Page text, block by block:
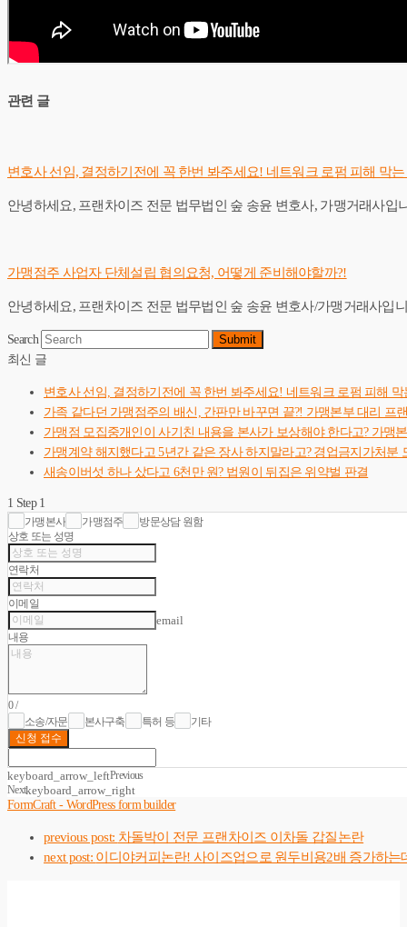
관련 글
변호사 선임, 결정하기전에 꼭 한번 봐주세요! 네트워크 로펌 피해 막
안녕하세요, 프랜차이즈 전문 법무법인 숲 송윤 변호사, 가맹거래사
가맹점주 사업자 단체설립 협의요청, 어떻게 준비해야할까?!
안녕하세요, 프랜차이즈 전문 법무법인 숲 송윤 변호사/가맹거래사
Search
Submit
최신 글
변호사 선임, 결정하기전에 꼭 한번 봐주세요! 네트워크 로펌 피해 막
가족 같다던 가맹점주의 배신, 간판만 바꾸면 끝?! 가맹본부 대리 프
가맹점 모집중개인이 사기친 내용을 본사가 보상해야 한다고? 가맹
가맹계약 해지했다고 5년간 같은 장사 하지말라고? 경업금지가처분
새송이버섯 하나 샀다고 6천만 원? 법원이 뒤집은 위약벌 판결
1 Step 1
가맹본사 가맹점주
방문상담 원함
상호 또는 성명
연락처
이메일
email
내용
0/
소송/자문
본사구축 특허 등
기타
신청 접수
keyboard_arrow_leftPrevious
Nextkeyboard_arrow_right
FormCraft - WordPress form builder
previous post: 차돌박이 전문 프랜차이즈 이차돌 갑질논란
next post: 이디야커피논란! 사이즈업으로 원두비용2배 증가하는